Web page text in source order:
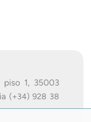
piso 1, 35003
(+34) 928 38